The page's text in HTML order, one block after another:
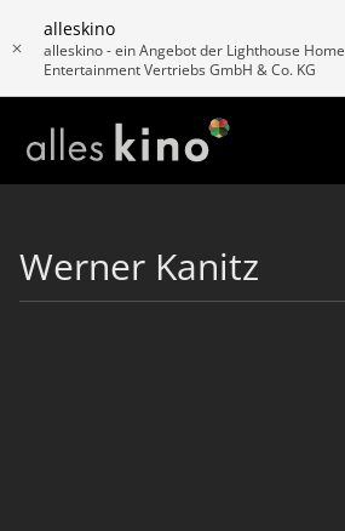
alleskino
alleskino - ein Angebot der Lighthouse Home
Entertainment Vertriebs GmbH & Co. KG
Werner Kanitz